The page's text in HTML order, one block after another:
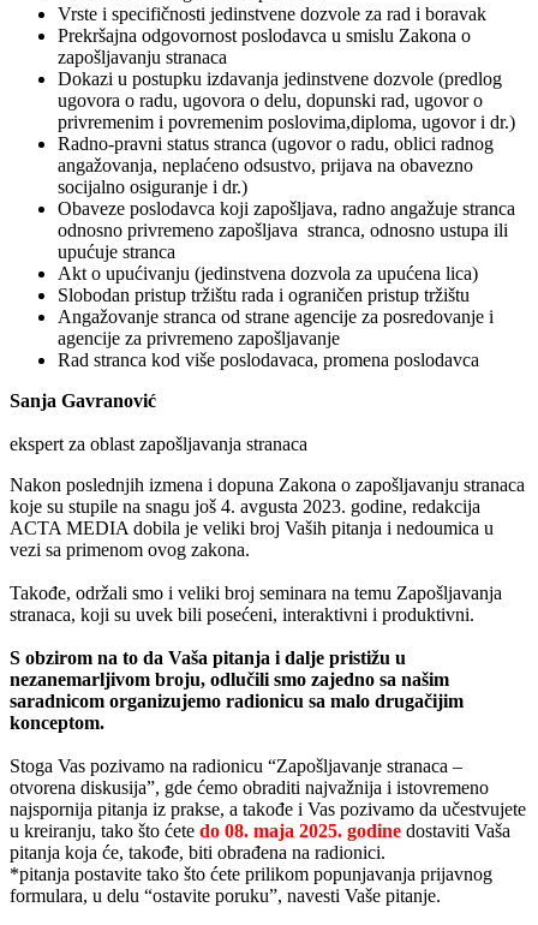
Vrste i specifičnosti jedinstvene dozvole za rad i boravak
Prekršajna odgovornost poslodavca u smislu Zakona o
zapošljavanju stranaca
Dokazi u postupku izdavanja jedinstvene dozvole (predlog
ugovora o radu, ugovora o delu, dopunski rad, ugovor o
privremenim i povremenim poslovima,diploma, ugovor i dr.)
Radno-pravni status stranca (ugovor o radu, oblici radnog
angažovanja, neplaćeno odsustvo, prijava na obavezno
socijalno osiguranje i dr.)
Obaveze poslodavca koji zapošljava, radno angažuje stranca
odnosno privremeno zapošljava stranca, odnosno ustupa ili
upućuje stranca
Akt o upućivanju (jedinstvena dozvola za upućena lica)
Slobodan pristup tržištu rada i ograničen pristup tržištu
Angažovanje stranca od strane agencije za posredovanje i
agencije za privremeno zapošljavanje
Rad stranca kod više poslodavaca, promena poslodavca
Sanja Gavranović
ekspert za oblast zapošljavanja stranaca
Nakon poslednjih izmena i dopuna Zakona o zapošljavanju stranaca
koje su stupile na snagu još 4. avgusta 2023. godine, redakcija
ACTA MEDIA dobila je veliki broj Vaših pitanja i nedoumica u
vezi sa primenom ovog zakona.
Takođe, održali smo i veliki broj seminara na temu Zapošljavanja
stranaca, koji su uvek bili posećeni, interaktivni i produktivni.
S obzirom na to da Vaša pitanja i dalje pristižu u
nezanemarljivom broju, odlučili smo zajedno sa našim
saradnicom organizujemo radionicu sa malo drugačijim
konceptom.
Stoga Vas pozivamo na radionicu “Zapošljavanje stranaca –
otvorena diskusija”, gde ćemo obraditi najvažnija i istovremeno
najspornija pitanja iz prakse, a takođe i Vas pozivamo da učestvujete
u kreiranju, tako što ćete do 08. maja 2025. godine dostaviti Vaša
pitanja koja će, takođe, biti obrađena na radionici.
*pitanja postavite tako što ćete prilikom popunjavanja prijavnog
formulara, u delu “ostavite poruku”, navesti Vaše pitanje.